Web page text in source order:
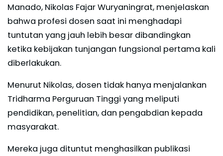
Manado, Nikolas Fajar Wuryaningrat, menjelaskan
bahwa profesi dosen saat ini menghadapi
tuntutan yang jauh lebih besar dibandingkan
ketika kebijakan tunjangan fungsional pertama kali
diberlakukan.
Menurut Nikolas, dosen tidak hanya menjalankan
Tridharma Perguruan Tinggi yang meliputi
pendidikan, penelitian, dan pengabdian kepada
masyarakat.
Mereka juga dituntut menghasilkan publikasi